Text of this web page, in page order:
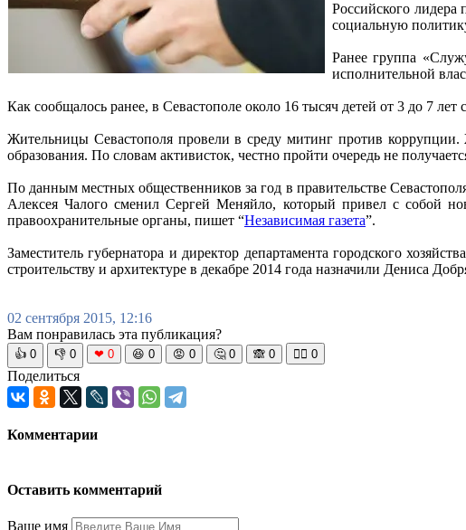
Российского
социальную
Ранее группа
исполнительной
Как сообщалось ранее, в Севастополе около 16 тысяч детей от 3 до 7 лет
Жительницы Севастополя провели в среду митинг против
образования. По словам активисток, честно пройти очередь не
По данным местных общественников за год в правительстве
Алексея Чалого сменил Сергей Меняйло, который привел с собой
правоохранительные органы, пишет “Независимая газета”.
Заместитель губернатора и директор департамента городского
строительству и архитектуре в декабре 2014 года назначили Дениса
02 сентября 2015, 12:16
Вам понравилась эта публикация?
👍 0 👎 0 ❤ 0 😆 0 😡 0 🤔 0 🙈 0 🧘‍♀️ 0
Поделиться
Комментарии
Оставить комментарий
Ваше имя